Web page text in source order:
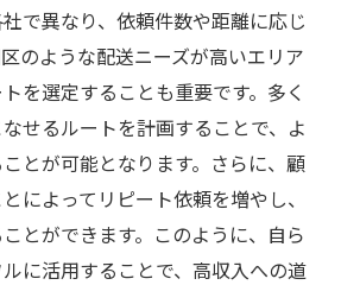
で異なり、依頼件数や距離に応じ
のような配送ニーズが高いエリア
を選定することも重要です。多く
せるルートを計画することで、よ
とが可能となります。さらに、顧
によってリピート依頼を増やし、
とができます。このように、自ら
に活用することで、高収入への道